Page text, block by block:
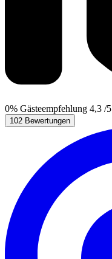
0% Gästeempfehlung 4,3 /5
102 Bewertungen